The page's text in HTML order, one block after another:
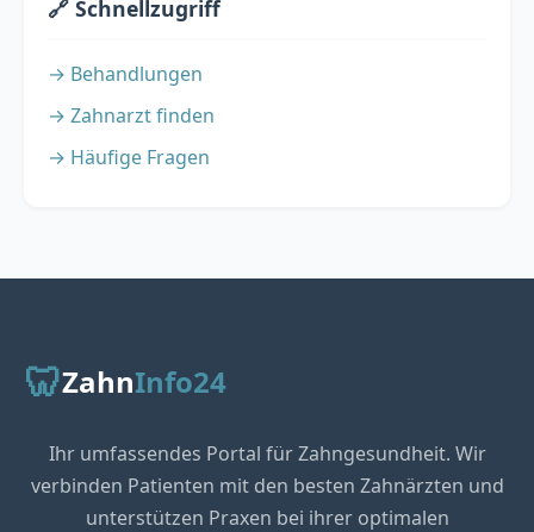
🔗 Schnellzugriff
→ Behandlungen
→ Zahnarzt finden
→ Häufige Fragen
🦷ZahnInfo24
Ihr umfassendes Portal für Zahngesundheit. Wir
verbinden Patienten mit den besten Zahnärzten und
unterstützen Praxen bei ihrer optimalen